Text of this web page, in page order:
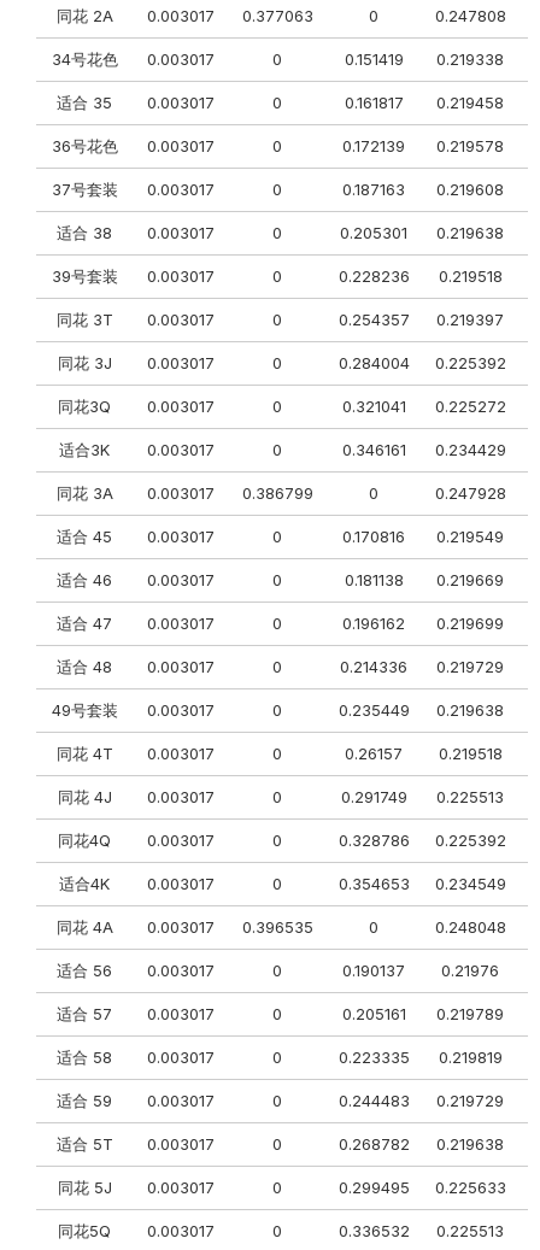
同花 2A 0.003017 0.377063 0 0.247808
34号花色 0.003017 0 0.151419 0.219338
适合 35 0.003017 0 0.161817 0.219458
36号花色 0.003017 0 0.172139 0.219578
37号套装 0.003017 0 0.187163 0.219608
适合 38 0.003017 0 0.205301 0.219638
39号套装 0.003017 0 0.228236 0.219518
同花 3T 0.003017 0 0.254357 0.219397
同花 3J 0.003017 0 0.284004 0.225392
同花3Q 0.003017 0 0.321041 0.225272
适合3K 0.003017 0 0.346161 0.234429
同花 3A 0.003017 0.386799 0 0.247928
适合 45 0.003017 0 0.170816 0.219549
适合 46 0.003017 0 0.181138 0.219669
适合 47 0.003017 0 0.196162 0.219699
适合 48 0.003017 0 0.214336 0.219729
49号套装 0.003017 0 0.235449 0.219638
同花 4T 0.003017 0 0.26157 0.219518
同花 4J 0.003017 0 0.291749 0.225513
同花4Q 0.003017 0 0.328786 0.225392
适合4K 0.003017 0 0.354653 0.234549
同花 4A 0.003017 0.396535 0 0.248048
适合 56 0.003017 0 0.190137 0.21976
适合 57 0.003017 0 0.205161 0.219789
适合 58 0.003017 0 0.223335 0.219819
适合 59 0.003017 0 0.244483 0.219729
适合 5T 0.003017 0 0.268782 0.219638
同花 5J 0.003017 0 0.299495 0.225633
同花5Q 0.003017 0 0.336532 0.225513